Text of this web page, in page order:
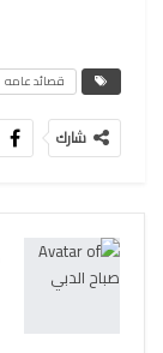
قصائد عامه
شارك